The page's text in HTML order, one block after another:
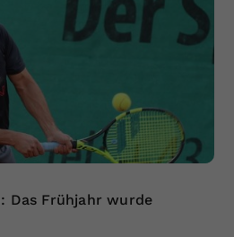
Das Frühjahr wurde